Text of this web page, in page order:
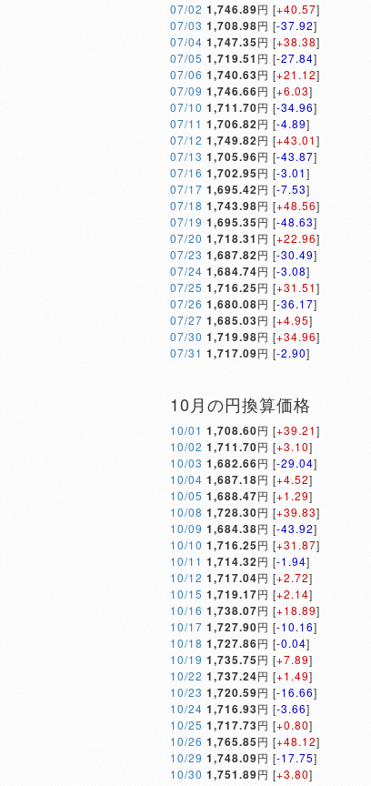
07/02 1,746.89円 [+40.57]
07/03 1,708.98円 [-37.92]
07/04 1,747.35円 [+38.38]
07/05 1,719.51 円 [-27.84]
07/06 1,740.63円 [+21.12]
07/09 1,746.66円 [+6.03]
07/10 1,711.70円 [-34.96]
07/11 1,706.82円 [-4.89]
07/12 1,749.82円 [+43.01]
07/13 1,705.96円 [-43.87]
07/16 1,702.95円 [-3.01]
07/17 1,695.42円 [-7.53]
07/18 1,743.98円 [+48.56]
07/19 1,695.35円 [-48.63]
07/20 1,718.31 円 [+22.96]
07/23 1,687.82円 [-30.49]
07/24 1,684.74円 [-3.08]
07/25 1,716.25円 [+31.51]
07/26 1,680.08円 [-36.17]
07/27 1,685.03円 [+4.95]
07/30 1,719.98円 [+34.96]
07/31 1,717.09円 [-2.90]
10月の円換算価格
10/01 1,708.60円 [+39.21]
10/02 1,711.70円 [+3.10]
10/03 1,682.66円 [-29.04]
10/04 1,687.18円 [+4.52]
10/05 1,688.47円 [+1.29]
10/08 1,728.30円 [+39.83]
10/09 1,684.38円 [-43.92]
10/10 1,716.25円 [+31.87]
10/11 1,714.32円 [-1.94]
10/12 1,717.04円 [+2.72]
10/15 1,719.17円 [+2.14]
10/16 1,738.07円 [+18.89]
10/17 1,727.90円 [-10.16]
10/18 1,727.86円 [-0.04]
10/19 1,735.75円 [+7.89]
10/22 1,737.24円 [+1.49]
10/23 1,720.59円 [-16.66]
10/24 1,716.93円 [-3.66]
10/25 1,717.73円 [+0.80]
10/26 1,765.85円 [+48.12]
10/29 1,748.09円 [-17.75]
10/30 1,751.89円 [+3.80]